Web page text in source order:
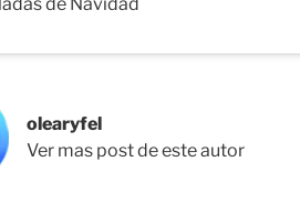
olearyfel
Ver mas post de este autor